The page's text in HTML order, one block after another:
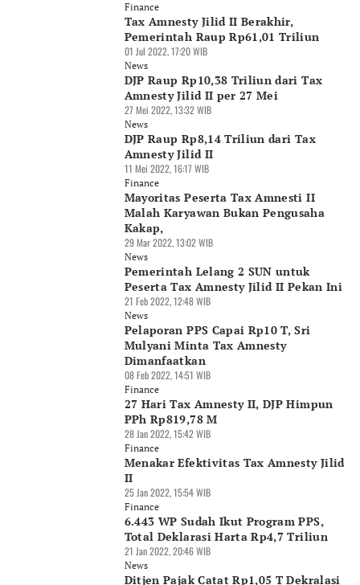
Finance
Tax Amnesty Jilid II Berakhir,
Pemerintah Raup Rp61,01 Triliun
01 Jul 2022, 17:20 WIB
News
DJP Raup Rp10,38 Triliun dari Tax
Amnesty Jilid II per 27 Mei
27 Mei 2022, 13:32 WIB
News
DJP Raup Rp8,14 Triliun dari Tax
Amnesty Jilid II
11 Mei 2022, 16:17 WIB
Finance
Mayoritas Peserta Tax Amnesti II
Malah Karyawan Bukan Pengusaha
Kakap,
29 Mar 2022, 13:02 WIB
News
Pemerintah Lelang 2 SUN untuk
Peserta Tax Amnesty Jilid II Pekan Ini
21 Feb 2022, 12:48 WIB
News
Pelaporan PPS Capai Rp10 T, Sri
Mulyani Minta Tax Amnesty
Dimanfaatkan
08 Feb 2022, 14:51 WIB
Finance
27 Hari Tax Amnesty II, DJP Himpun
PPh Rp819,78 M
28 Jan 2022, 15:42 WIB
Finance
Menakar Efektivitas Tax Amnesty Jilid
II
25 Jan 2022, 15:54 WIB
Finance
6.443 WP Sudah Ikut Program PPS,
Total Deklarasi Harta Rp4,7 Triliun
21 Jan 2022, 20:46 WIB
News
Ditjen Pajak Catat Rp1,05 T Dekralasi